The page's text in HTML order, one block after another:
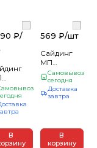
₽/
14*226
01-
0.5)
В
569 ₽/шт
Сайдинг
МП
СК-14*226
(ПЭ-01-
9003-0,45)
белый
Самовывоз
сегодня
Доставка
завтра
В
корзину